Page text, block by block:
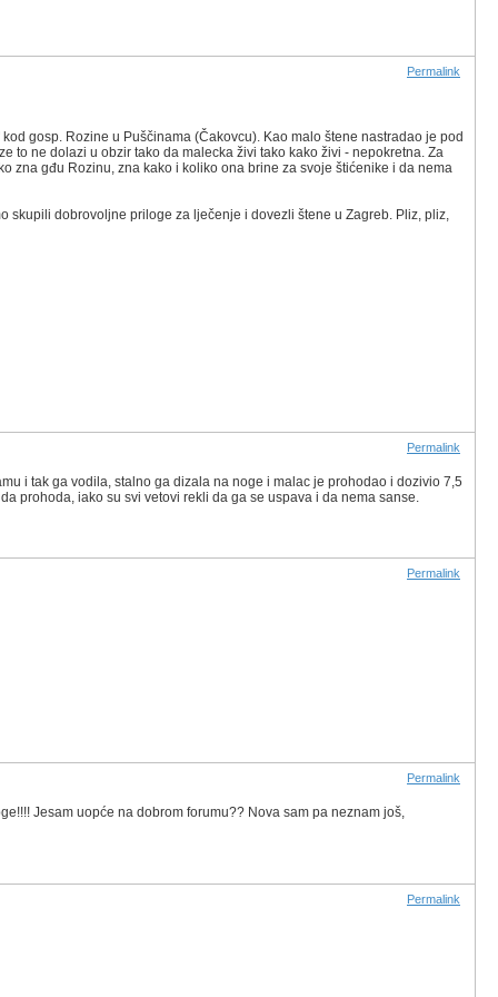
Permalink
gosp. Rozine u Puščinama (Čakovcu). Kao malo štene nastradao je pod
to ne dolazi u obzir tako da malecka živi tako kako živi - nepokretna. Za
zna gđu Rozinu, zna kako i koliko ona brine za svoje štićenike i da nema
skupili dobrovoljne priloge za lječenje i dovezli štene u Zagreb. Pliz, pliz,
Permalink
i tak ga vodila, stalno ga dizala na noge i malac je prohodao i dozivio 7,5
prohoda, iako su svi vetovi rekli da ga se uspava i da nema sanse.
Permalink
Permalink
Jesam uopće na dobrom forumu?? Nova sam pa neznam još,
Permalink